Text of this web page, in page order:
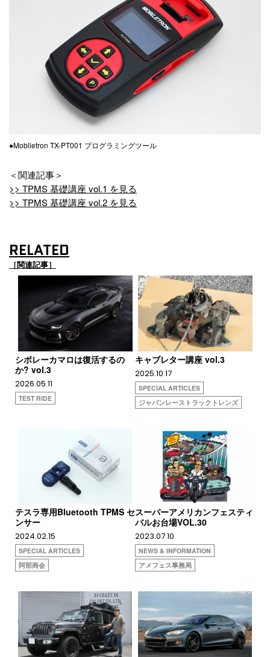
●Mobiletron TX-PT001 プログラミングツール
＜関連記事＞
>> TPMS 基礎講座 vol.1 を見る
>> TPMS 基礎講座 vol.2 を見る
RELATED
［関連記事］
シボレーカマロは復活するの
か? vol.3
2026.05.11
TEST RIDE
キャブレター講座 vol.3
2025.10.17
SPECIAL ARTICLES
ジャパンレーストラックトレンズ
テスラ専用Bluetooth TPMS セ
ンサー
2024.02.15
SPECIAL ARTICLES
阿部商会
スーパーアメリカンフェスティ
バルお台場VOL.30
2023.07.10
NEWS & INFORMATION
アメフェス事務局